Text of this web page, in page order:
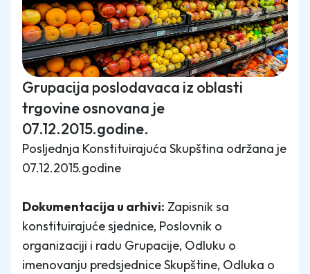
Grupacija poslodavaca iz oblasti
trgovine osnovana je
07.12.2015.godine.
Posljednja Konstituirajuća Skupština održana je
07.12.2015.godine
Dokumentacija u arhivi: Zapisnik sa
konstituirajuće sjednice, Poslovnik o
organizaciji i radu Grupacije, Odluku o
imenovanju predsjednice Skupštine, Odluka o